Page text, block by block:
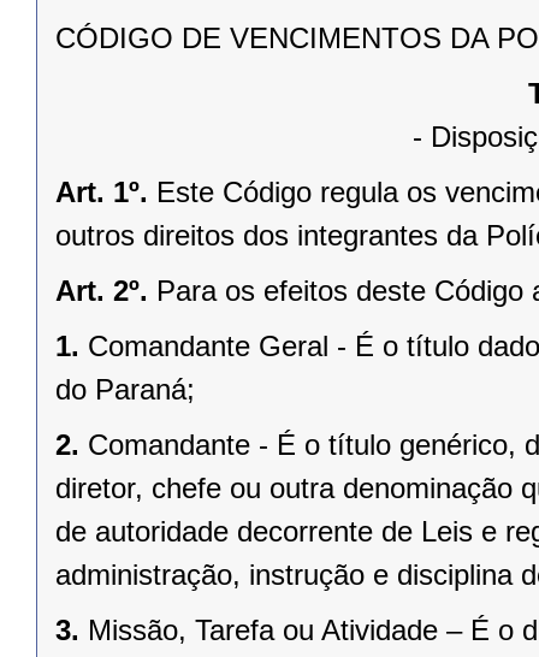
CÓDIGO DE VENCIMENTOS DA
-
Art. 1º. Este Código regula os
outros direitos dos integrantes da
Art. 2º. Para os efeitos deste
1. Comandante Geral - É o título
do Paraná;
2. Comandante - É o título genérico,
diretor, chefe ou outra denominação
de autoridade decorrente de Leis e
administração, instrução e disciplina
3. Missão, Tarefa ou Atividade – É o